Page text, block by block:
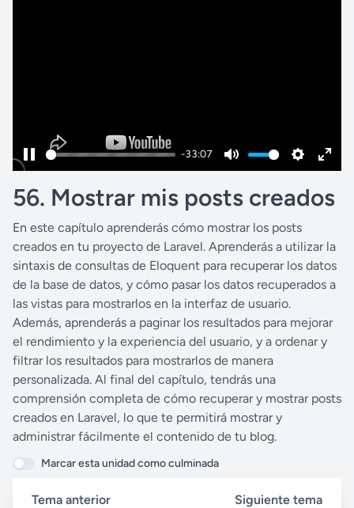
P
a
s
e
-33:07
M
u
e
S
e
t
n
s
E
n
f
l
l
r
56. Mostrar mis posts creados
En este capítulo aprenderás cómo mostrar los posts
creados en tu proyecto de Laravel. Aprenderás a utilizar la
sintaxis de consultas de Eloquent para recuperar los datos
de la base de datos, y cómo pasar los datos recuperados a
las vistas para mostrarlos en la interfaz de usuario.
Además, aprenderás a paginar los resultados para mejorar
el rendimiento y la experiencia del usuario, y a ordenar y
filtrar los resultados para mostrarlos de manera
personalizada. Al final del capítulo, tendrás una
comprensión completa de cómo recuperar y mostrar posts
creados en Laravel, lo que te permitirá mostrar y
administrar fácilmente el contenido de tu blog.
Marcar esta unidad como culminada
Tema anterior Siguiente tema